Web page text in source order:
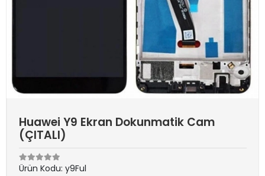
Huawei Y9 Ekran Dokunmatik Cam
(ÇITALI)
Ürün Kodu: y9Ful